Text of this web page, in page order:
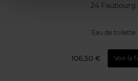
24 Faubourg
Eau de toilette
106,50 € Voir la